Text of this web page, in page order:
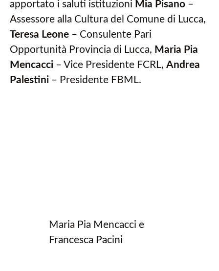
apportato i saluti istituzioni Mia Pisano –
Assessore alla Cultura del Comune di Lucca,
Teresa Leone – Consulente Pari
Opportunità Provincia di Lucca, Maria Pia
Mencacci – Vice Presidente FCRL, Andrea
Palestini – Presidente FBML.
Maria Pia Mencacci e
Francesca Pacini